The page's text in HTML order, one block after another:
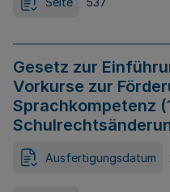
Gesetz zur
Vorkurse zur
Sprachkompetenz
Ausfertigungsdatum